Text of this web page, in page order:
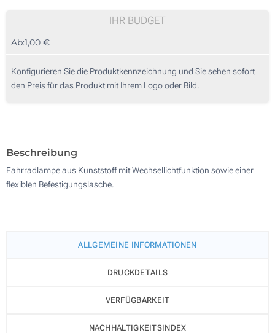
3 Farbig (Auf einer Seite)
Ohne Werbedruck
50
125
250
IHR BUDGET
Ab:1,00 €
Konfigurieren Sie die Produktkennzeichnung und Sie sehen sofort
den Preis für das Produkt mit Ihrem Logo oder Bild.
Beschreibung
Fahrradlampe aus Kunststoff mit Wechsellichtfunktion sowie einer
flexiblen Befestigungslasche.
ALLGEMEINE INFORMATIONEN
DRUCKDETAILS
VERFÜGBARKEIT
NACHHALTIGKEITSINDEX